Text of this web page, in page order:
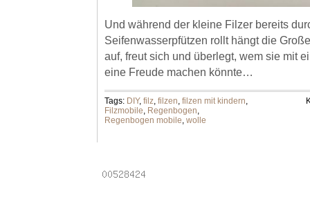
Und während der kleine Filzer bereits
Seifenwasserpfützen rollt hängt die
auf, freut sich und überlegt, wem sie mit
eine Freude machen könnte…
Tags: DIY, filz, filzen, filzen mit kindern,
Filzmobile, Regenbogen,
Regenbogen mobile, wolle